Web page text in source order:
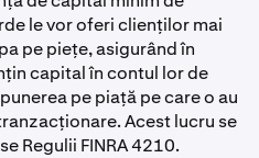
le vor oferi clienților mai
pe piețe, asigurând în
capital în contul lor de
pe piață pe care o au
Acest lucru se
Regulii FINRA 4210.